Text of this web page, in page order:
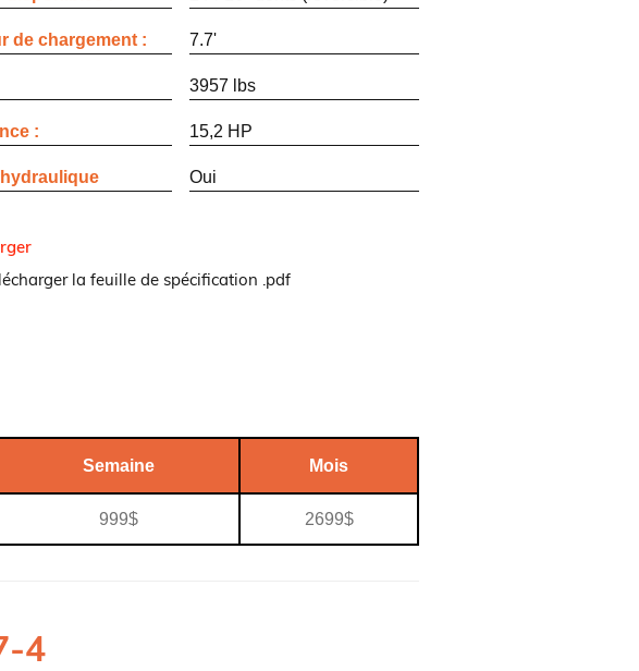
de chargement : 7.7'
3957 lbs
: 15,2 HP
Oui
la feuille de spécification .pdf
Semaine Mois
999$ 2699$
4